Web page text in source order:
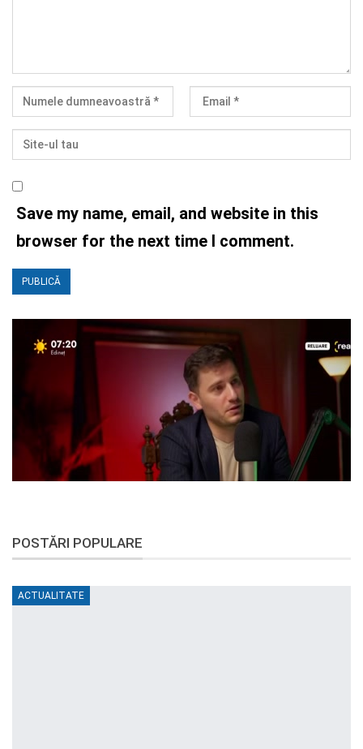
Save my name, email, and website in this
browser for the next time I comment.
POSTĂRI POPULARE
ACTUALITATE